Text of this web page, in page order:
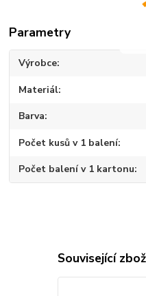
Parametry
Výrobce
Materiál
Barva
Počet kusů v 1 balení
Počet balení v 1 kartonu
Související